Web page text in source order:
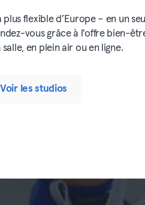
flexible d’Europe – en un
vous grâce à l'offre bien-
en plein air ou en ligne.
Voir les studios